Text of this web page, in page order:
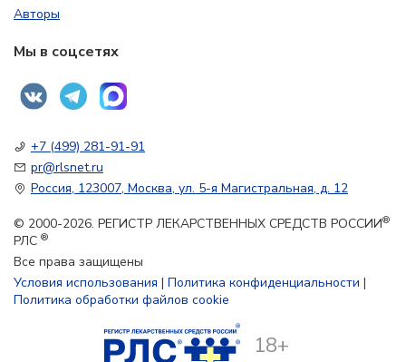
Авторы
Мы в соцсетях
+7 (499) 281-91-91
pr@rlsnet.ru
Россия, 123007, Москва, ул. 5-я Магистральная, д. 12
© 2000-2026. РЕГИСТР ЛЕКАРСТВЕННЫХ СРЕДСТВ РОССИИ®
РЛС ®
Все права защищены
Условия использования | Политика конфиденциальности |
Политика обработки файлов cookie
18+